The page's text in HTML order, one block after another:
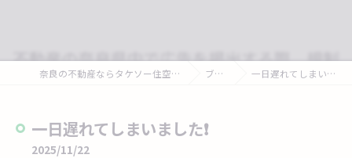
奈良の不動産ならタケソー住空間株式会社 ブログ 一日遅れてしまいました❗
一日遅れてしまいました❗
2025/11/22